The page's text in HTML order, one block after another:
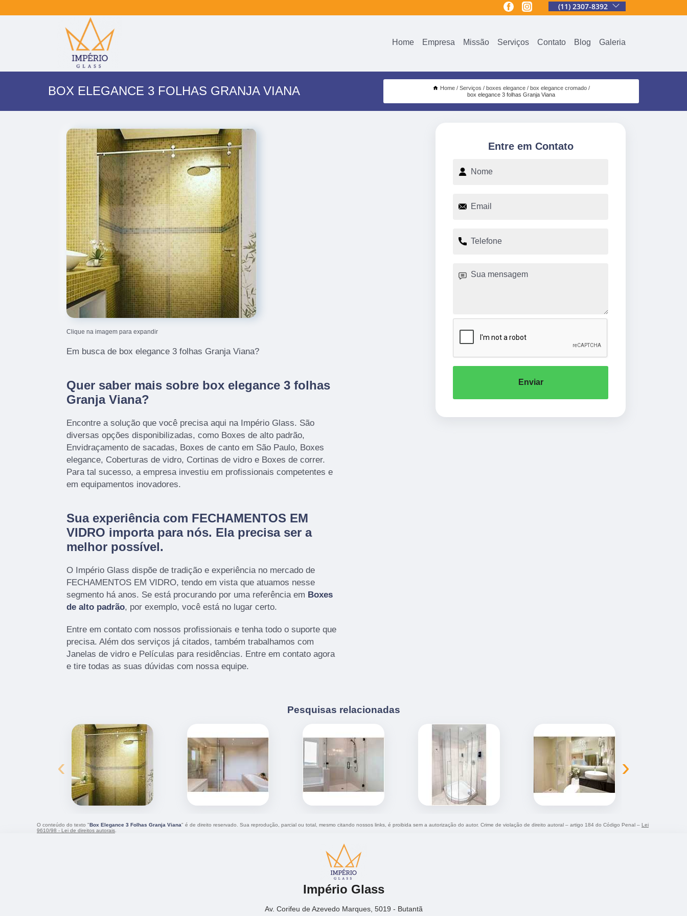
(11) 2307-8392
Home Empresa Missão Serviços Contato Blog Galeria
BOX ELEGANCE 3 FOLHAS GRANJA VIANA Home Serviços boxes elegance
box elegance cromado
box elegance 3 folhas Granja Viana
Clique na imagem para expandir
Em busca de box elegance 3 folhas Granja Viana?
Quer saber mais sobre box elegance 3 folhas
Granja Viana?
Encontre a solução que você precisa aqui na Império Glass. São
diversas opções disponibilizadas, como Boxes de alto padrão,
Envidraçamento de sacadas, Boxes de canto em São Paulo, Boxes
elegance, Coberturas de vidro, Cortinas de vidro e Boxes de correr.
Para tal sucesso, a empresa investiu em profissionais competentes e
em equipamentos inovadores.
Sua experiência com FECHAMENTOS EM
VIDRO importa para nós. Ela precisa ser a
melhor possível.
O Império Glass dispõe de tradição e experiência no mercado de
FECHAMENTOS EM VIDRO, tendo em vista que atuamos nesse
segmento há anos. Se está procurando por uma referência em Boxes
de alto padrão, por exemplo, você está no lugar certo.
Entre em contato com nossos profissionais e tenha todo o suporte que
precisa. Além dos serviços já citados, também trabalhamos com
Janelas de vidro e Películas para residências. Entre em contato agora
e tire todas as suas dúvidas com nossa equipe.
Entre em Contato
Enviar
Pesquisas relacionadas
‹ ›
O conteúdo do texto "Box Elegance 3 Folhas Granja Viana" é de direito reservado. Sua reprodução, parcial ou total, mesmo citando nossos links, é proibida sem a autorização do autor. Crime de violação de direito autoral – artigo 184 do Código Penal – Lei
9610/98 - Lei de direitos autorais
Império Glass
Av. Corifeu de Azevedo Marques, 5019 - Butantã